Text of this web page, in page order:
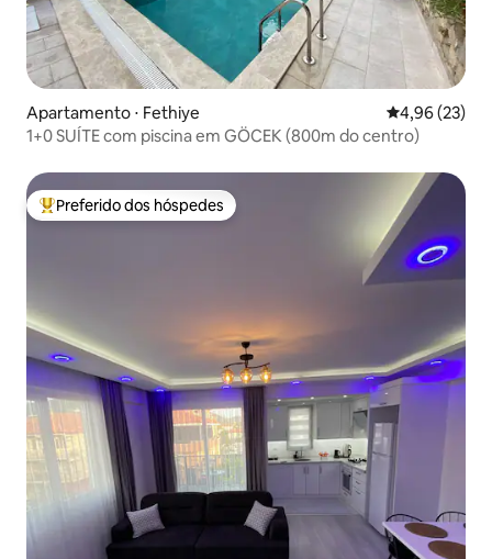
Apartamento ⋅ Fethiye 4,96 de uma
4,96 (23)
1+0 SUÍTE com piscina em GÖCEK (800m do centro)
Entre os melhores preferidos dos hóspedes
Preferido dos hóspedes